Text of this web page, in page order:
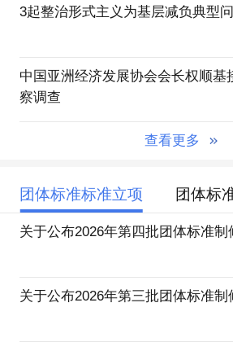
3起整治形式主义为基层减负典型
中国亚洲经济发展协会会长权顺基
察调查
查看更多
团体标准标准立项 团体标
关于公布2026年第四批团体标准制
关于公布2026年第三批团体标准制